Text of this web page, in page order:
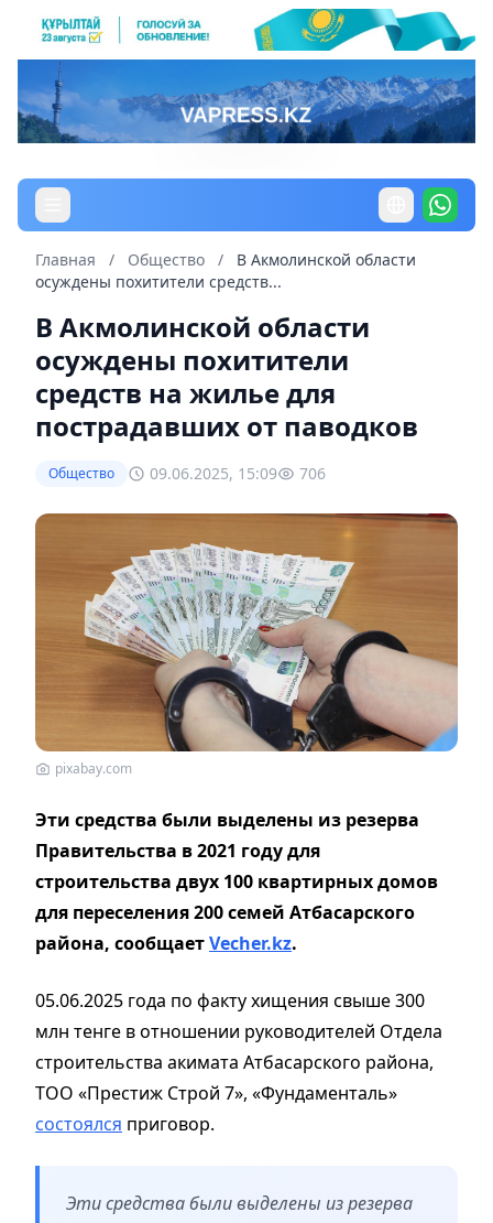
Главная / Общество /
В Акмолинской области
осуждены похитители средств...
В Акмолинской области
осуждены похитители
средств на жилье для
пострадавших от паводков
Общество 09.06.2025, 15:09 706
pixabay.com
Эти средства были выделены из резерва
Правительства в 2021 году для
строительства двух 100 квартирных домов
для переселения 200 семей Атбасарского
района, сообщаетVecher.kz.
05.06.2025 года по факту хищения свыше 300
млн тенге в отношении руководителей Отдела
строительства акимата Атбасарского района,
ТОО «Престиж Строй 7», «Фундаменталь»
состоялся приговор.
Эти средства были выделены из резерва